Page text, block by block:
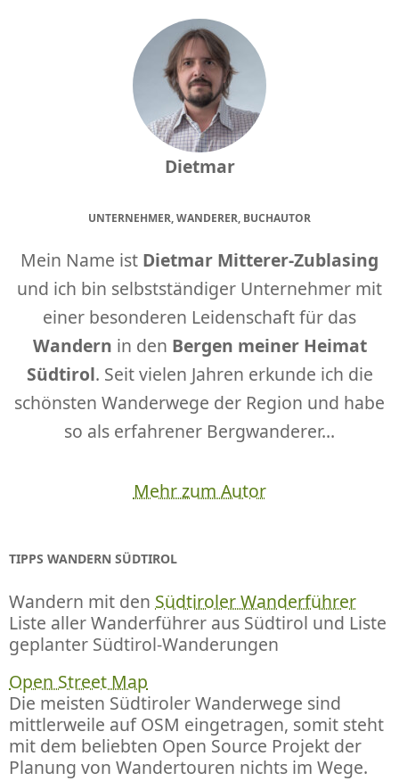
Dietmar
UNTERNEHMER, WANDERER, BUCHAUTOR
Mein Name ist Dietmar Mitterer-Zublasing
und ich bin selbstständiger Unternehmer mit
einer besonderen Leidenschaft für das
Wandern in den Bergen meiner Heimat
Südtirol. Seit vielen Jahren erkunde ich die
schönsten Wanderwege der Region und habe
so als erfahrener Bergwanderer...
Mehr zum Autor
TIPPS WANDERN SÜDTIROL
Wandern mit den Südtiroler Wanderführer
Liste aller Wanderführer aus Südtirol und Liste
geplanter Südtirol-Wanderungen
Open Street Map
Die meisten Südtiroler Wanderwege sind
mittlerweile auf OSM eingetragen, somit steht
mit dem beliebten Open Source Projekt der
Planung von Wandertouren nichts im Wege.